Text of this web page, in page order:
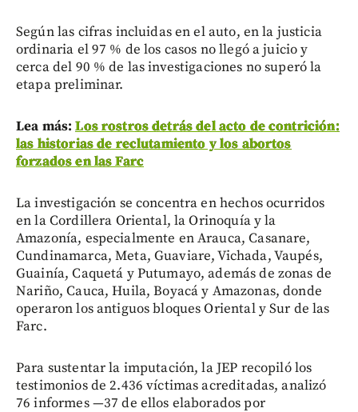
Según las cifras incluidas en el auto, en la justicia
ordinaria el 97 % de los casos no llegó a juicio y
cerca del 90 % de las investigaciones no superó la
etapa preliminar.
Lea más:Los rostros detrás del acto de contrición:
las historias de reclutamiento y los abortos
forzados en las Farc
La investigación se concentra en hechos ocurridos
en la Cordillera Oriental, la Orinoquía y la
Amazonía, especialmente en Arauca, Casanare,
Cundinamarca, Meta, Guaviare, Vichada, Vaupés,
Guainía, Caquetá y Putumayo, además de zonas de
Nariño, Cauca, Huila, Boyacá y Amazonas, donde
operaron los antiguos bloques Oriental y Sur de las
Farc.
Para sustentar la imputación, la JEP recopiló los
testimonios de 2.436 víctimas acreditadas, analizó
76 informes —37 de ellos elaborados por